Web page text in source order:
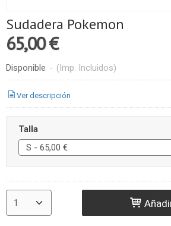
Sudadera Pokemon
65,00 €
Disponible - (Imp. Incluidos)
Ver descripción
Talla